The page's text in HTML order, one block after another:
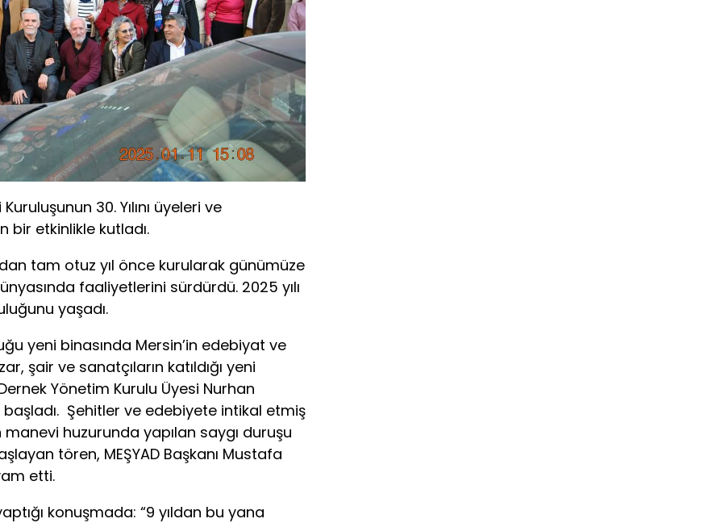
30. Yılını üyeleri ve
bir etkinlikle kutladı.
tam otuz yıl önce kurularak günümüze
faaliyetlerini sürdürdü. 2025 yılı
yaşadı.
yeni binasında Mersin’in edebiyat ve
şair ve sanatçıların katıldığı yeni
Yönetim Kurulu Üyesi Nurhan
başladı. Şehitler ve edebiyete intikal etmiş
huzurunda yapılan saygı duruşu
tören, MEŞYAD Başkanı Mustafa
etti.
konuşmada: “9 yıldan bu yana